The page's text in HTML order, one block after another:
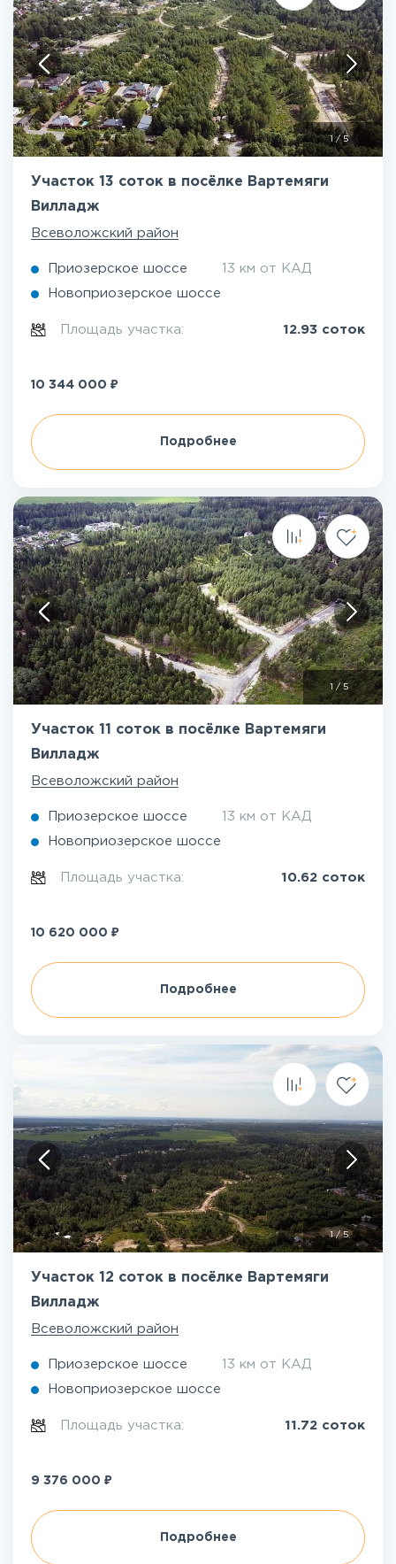
1 /5
Участок 13 соток в посёлке Вартемяги
Вилладж
Всеволожский район
Приозерское шоссе 13 км от КАД
Новоприозерское шоссе
Площадь участка: 12.93 соток
10 344 000 ₽
Подробнее
1 /5
Участок 11 соток в посёлке Вартемяги
Вилладж
Всеволожский район
Приозерское шоссе 13 км от КАД
Новоприозерское шоссе
Площадь участка: 10.62 соток
10 620 000 ₽
Подробнее
1/5
Участок 12 соток в посёлке Вартемяги
Вилладж
Всеволожский район
Приозерское шоссе 13 км от КАД
Новоприозерское шоссе
Площадь участка: 11.72 соток
9 376 000 ₽
Подробнее